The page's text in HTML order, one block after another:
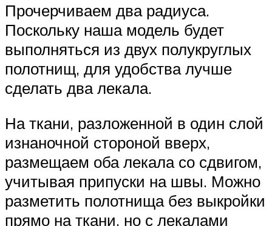
Прочерчиваем два радиуса.
Поскольку наша модель будет
выполняться из двух полукруглых
полотнищ, для удобства лучше
сделать два лекала.
На ткани, разложенной в один слой
изнаночной стороной вверх,
размещаем оба лекала со сдвигом,
учитывая припуски на швы. Можно
разметить полотнища без выкройки
прямо на ткани, но с лекалами